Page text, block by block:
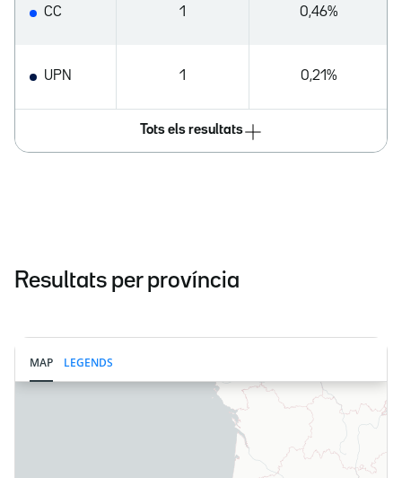
CC 1 0,46%
UPN 1 0,21%
Tots els resultats
Resultats per província